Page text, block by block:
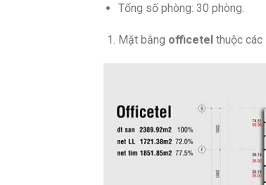
Tổng số phòng: 30 phòng.
Mặt bằng officetel thuộc các